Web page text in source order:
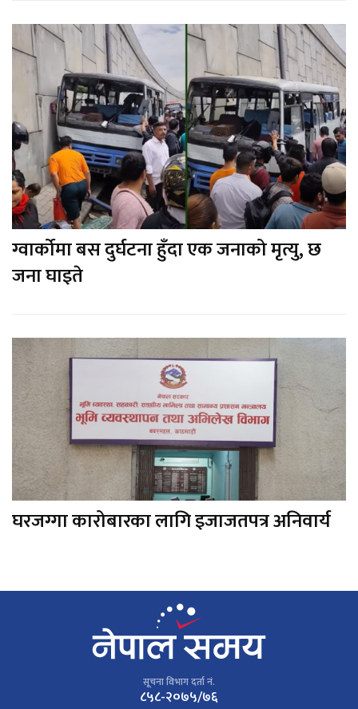
ग्वार्कोमा बस दुर्घटना हुँदा एक जनाको मृत्यु, छ
जना घाइते
घरजग्गा कारोबारका लागि इजाजतपत्र अनिवार्य
सूचना विभाग दर्ता नं.
८५८-२०७५/७६